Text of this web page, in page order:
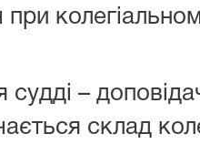
судді –
склад